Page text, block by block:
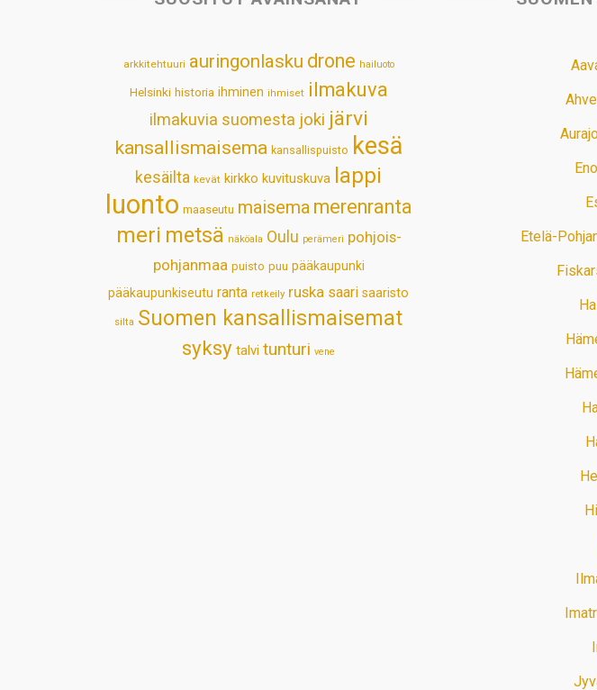
arkkitehtuuri auringonlasku drone hailuoto
Helsinki historia ihminen ihmiset ilmakuva
ilmakuvia suomesta joki järvi
kansallismaisema kansallispuisto kesä
kesäilta kevät kirkko kuvituskuva lappi
luonto maaseutu maisema merenranta
meri metsä näköala Oulu perämeri pohjois-
pohjanmaa puisto puu pääkaupunki
pääkaupunkiseutu ranta retkeily ruska saari saaristo
silta Suomen kansallismaisemat
syksy talvi tunturi vene
Etelä-